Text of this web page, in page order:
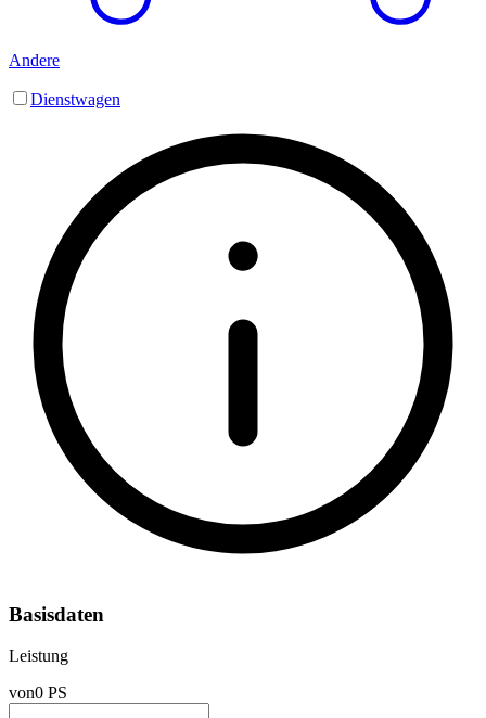
Andere
Dienstwagen
Basisdaten
Leistung
von0 PS